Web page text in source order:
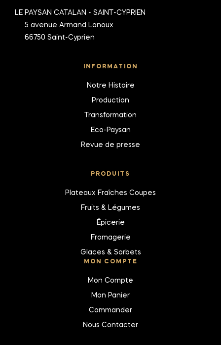
LE PAYSAN CATALAN - SAINT-CYPRIEN
5 avenue Armand Lanoux
66750 Saint-Cyprien
INFORMATION
Notre Histoire
Production
Transformation
Eco-Paysan
Revue de presse
PRODUITS
Plateaux Fraîches Coupes
Fruits & Légumes
Épicerie
Fromagerie
Glaces & Sorbets
MON COMPTE
Mon Compte
Mon Panier
Commander
Nous Contacter